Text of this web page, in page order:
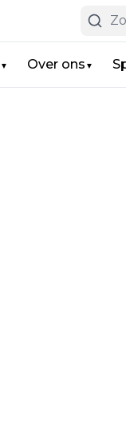
▼ Over ons ▼